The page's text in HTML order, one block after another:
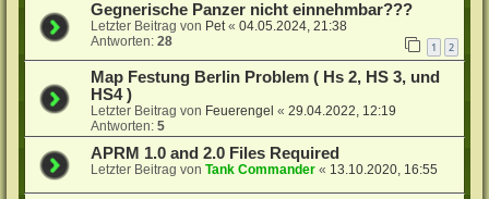
Gegnerische Panzer nicht einnehmbar???
Letzter Beitrag von Pet«04.05.2024, 21:38
Antworten:28 1 2
Map Festung Berlin Problem ( Hs 2, HS 3, und
HS4 )
Letzter Beitrag von Feuerengel «29.04.2022, 12:19
Antworten:5
APRM 1.0 and 2.0 Files Required
Letzter Beitrag vonTank Commander « 13.10.2020, 16:55